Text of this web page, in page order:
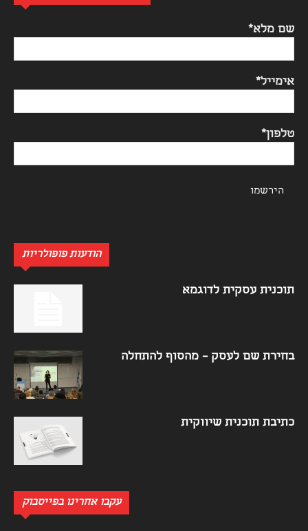
שם מלא*
אימייל*
טלפון*
הודעות פופולריות
תוכנית עסקית לדוגמא
בחירת שם לעסק – מהסוף להתחלה
כתיבת תוכנית שיווקית
עקבו אחרינו בפייסבוק